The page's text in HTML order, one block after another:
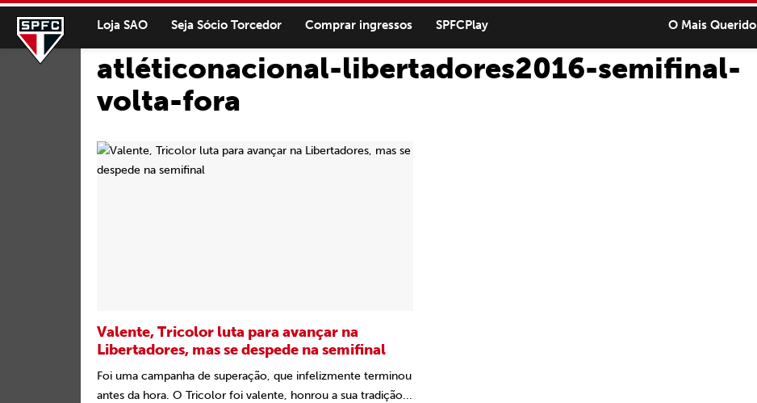
Loja SAO Seja Sócio Torcedor Comprar ingressos SPFCPlay O Mais Querido
atléticonacional-libertadores2016-semifinal-
volta-fora
Valente, Tricolor luta para avançar na
Libertadores, mas se despede na semifinal
Foi uma campanha de superação, que infelizmente terminou
antes da hora. O Tricolor foi valente, honrou a sua tradição...